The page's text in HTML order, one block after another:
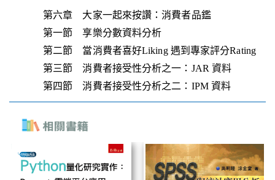
第六章 大家一起來按讚：消費者品鑑
第一節 享樂分數資料分析
第二節 當消費者喜好Liking 遇到專家評分Rating
第三節 消費者接受性分析之一：JAR 資料
第四節 消費者接受性分析之二：IPM 資料